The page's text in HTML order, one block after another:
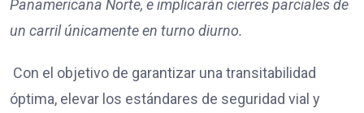
Panamericana Norte, e implicarán cierres parciales de
un carril únicamente en turno diurno.
Con el objetivo de garantizar una transitabilidad
óptima, elevar los estándares de seguridad vial y